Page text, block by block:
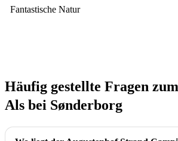
Fantastische Natur
Häufig gestellte Fragen
Als bei Sønderborg